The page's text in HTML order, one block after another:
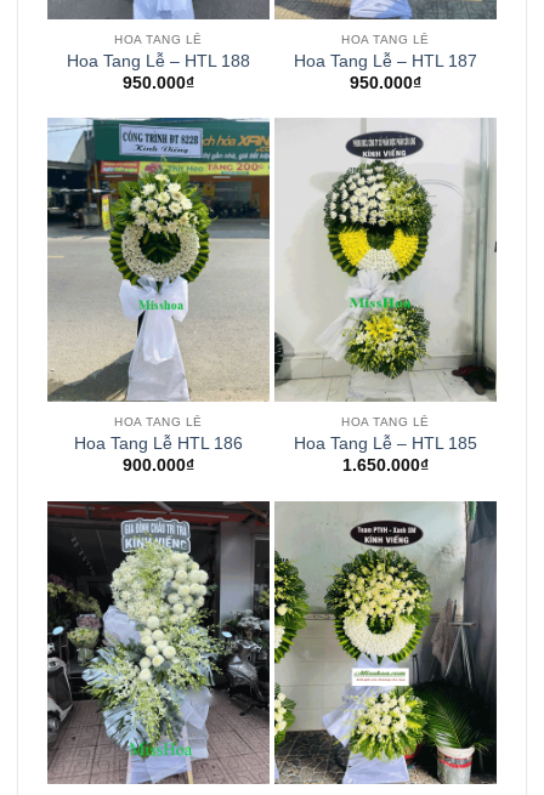
HOA TANG LỄ
Hoa Tang Lễ – HTL 188
950.000₫
HOA TANG LỄ
Hoa Tang Lễ – HTL 187
950.000₫
HOA TANG LỄ
Hoa Tang Lễ HTL 186
900.000₫
HOA TANG LỄ
Hoa Tang Lễ – HTL 185
1.650.000₫